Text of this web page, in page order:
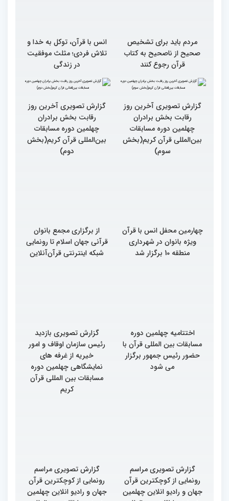
مردم باید برای تشخیص
صحیح از ناصحیح به کتاب
قرآن رجوع کنند
انس با قرآن، توکل به خدا و
تلاش فردی؛ مثلث موفقیت
در زندگی
گزارش تصویری آخرین روز
رقابت بخش برادران
گزارش تصویری آخرین روز
رقابت بخش برادران
اختتامیه چهلمین دوره
گزارش تصویری بازدید
رئیس سازمان اوقاف و امور
خیریه از غرفه های